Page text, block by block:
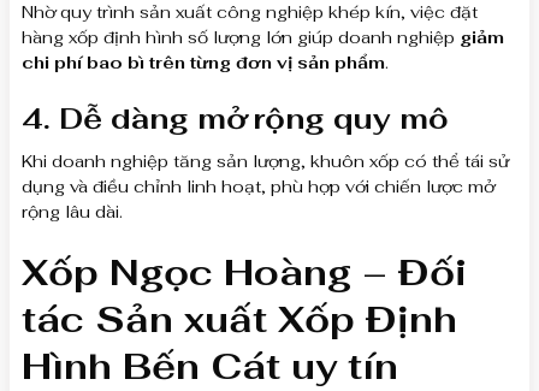
Nhờ quy trình sản xuất công nghiệp khép kín, việc đặt
hàng xốp định hình số lượng lớn giúp doanh nghiệp giảm
chi phí bao bì trên từng đơn vị sản phẩm.
4. Dễ dàng mở rộng quy mô
Khi doanh nghiệp tăng sản lượng, khuôn xốp có thể tái sử
dụng và điều chỉnh linh hoạt, phù hợp với chiến lược mở
rộng lâu dài.
Xốp Ngọc Hoàng – Đối
tác Sản xuất Xốp Định
Hình Bến Cát uy tín